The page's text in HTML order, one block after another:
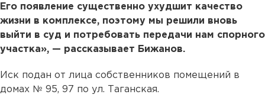
Его появление существенно ухудшит качество
жизни в комплексе, поэтому мы решили вновь
выйти в суд и потребовать передачи нам спорного
участка», — рассказывает Бижанов.
Иск подан от лица собственников помещений в
домах № 95, 97 по ул. Таганская.